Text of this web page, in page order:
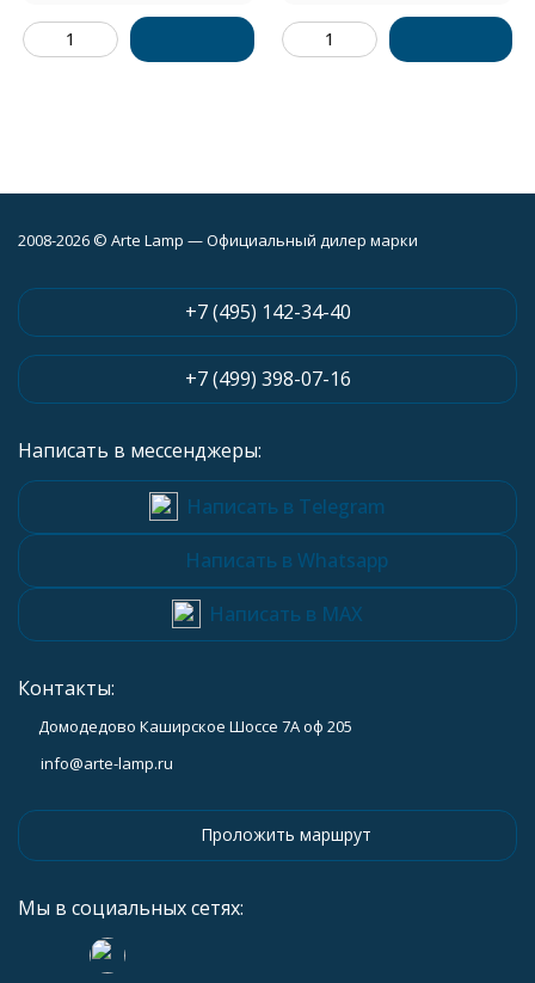
2008-2026 © Arte Lamp — Официальный дилер марки
+7 (495) 142-34-40
+7 (499) 398-07-16
Написать в мессенджеры:
Написать в Telegram
Написать в Whatsapp
Написать в MAX
Контакты:
Домодедово Каширское Шоссе 7А оф 205
info@arte-lamp.ru
Проложить маршрут
Мы в социальных сетях: